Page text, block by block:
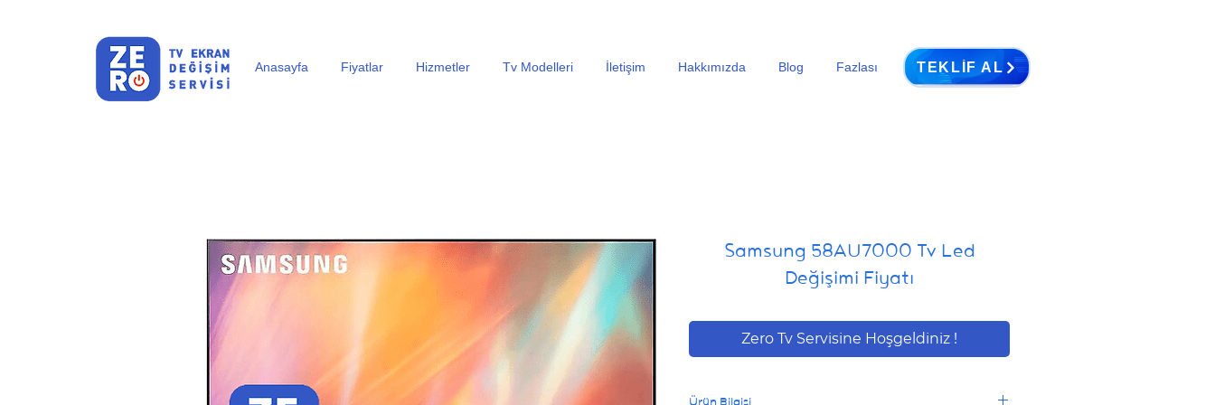
TEKLIF AL
Anasayfa Fiyatlar Hizmetler Tv Modelleri İletişim Hakkımızda Blog Fazlası
Samsung 58AU7000 Tv Led
Değişimi Fiyatı
Zero Tv Servisine Hoşgeldiniz !